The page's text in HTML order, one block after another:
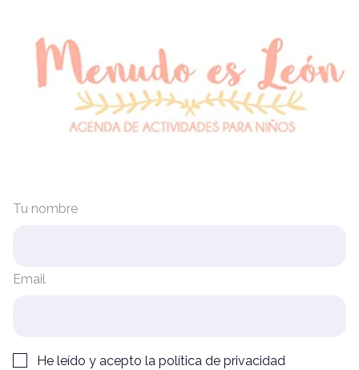
Tu nombre
Email
He leído y acepto la política de privacidad